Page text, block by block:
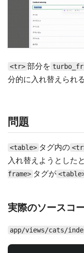
<tr> 部分を
分的に入れ替えられ
問題
<table> タグ内の
入れ替えようとした
frame> タグが
実際のソースコ
app/views/cats/